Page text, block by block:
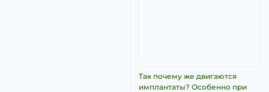
Так почему же двигаются
имплантаты? Особенно при